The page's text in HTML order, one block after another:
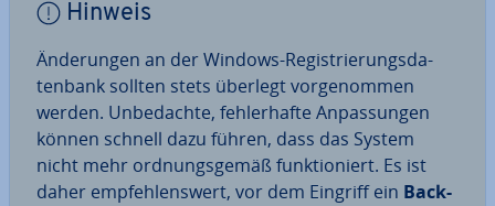
Hinweis
Än­de­run­gen an der Windows-Re­gis­trie­rungs­da­
ten­bank sollten stets überlegt vor­ge­nom­men
werden. Un­be­dach­te, feh­ler­haf­te An­pas­sun­gen
können schnell dazu führen, dass das System
nicht mehr ord­nungs­ge­mäß funk­tio­niert. Es ist
daher emp­feh­lens­wert, vor dem Eingriff ein Back-